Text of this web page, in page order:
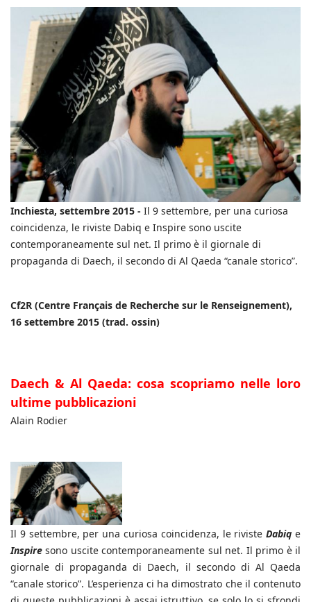
Inchiesta, settembre 2015 - Il 9 settembre, per una curiosa
coincidenza, le riviste Dabiq e Inspire sono uscite
contemporaneamente sul net. Il primo è il giornale di
propaganda di Daech, il secondo di Al Qaeda “canale storico”.
Cf2R (Centre Français de Recherche sur le Renseignement),
16 settembre 2015 (trad. ossin)
Daech & Al Qaeda: cosa scopriamo nelle loro
ultime pubblicazioni
Alain Rodier
Il 9 settembre, per una curiosa coincidenza, le rivisteDabiq e
Inspire sono uscite contemporaneamente sul net. Il primo è il
giornale di propaganda di Daech, il secondo di Al Qaeda
“canale storico”. L’esperienza ci ha dimostrato che il contenuto